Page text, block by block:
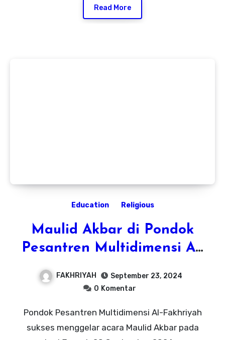
Read More
Education Religious
Maulid Akbar di Pondok
Pesantren Multidimensi Al-
Fakhriyah Bersama Abuya
Syekh Soleh Bin
FAKHRIYAH
September 23, 2024
0 Komentar
Pondok Pesantren Multidimensi Al-Fakhriyah
sukses menggelar acara Maulid Akbar pada